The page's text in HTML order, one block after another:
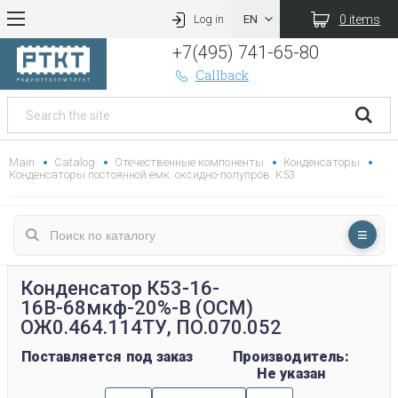
Log in 0 items
+7(495) 741-65-80
Callback
Main Catalog Отечественные компоненты
Конденсаторы
Конденсаторы постоянной ёмк. оксидно-полупров. К53
Конденсатор К53-16-
16В-68мкф-20%-В (ОСМ)
ОЖ0.464.114ТУ, ПО.070.052
Поставляется под заказ
Производитель:
Не указан